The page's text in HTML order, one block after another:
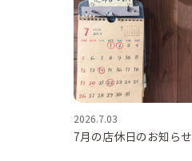
2026.7.03
7月の店休日のお知らせ